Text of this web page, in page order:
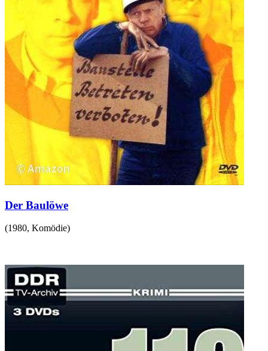
Der Baulöwe
(1980, Komödie)